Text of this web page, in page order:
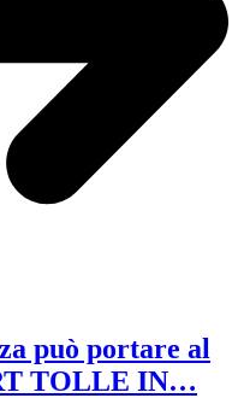
può portare al
TOLLE IN…